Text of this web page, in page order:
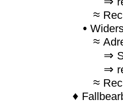
≈
•
≈
⇒
⇒
≈
♦